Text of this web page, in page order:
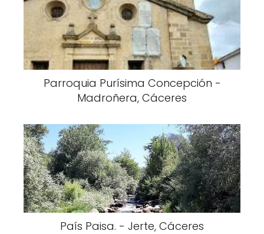
Parroquia Purísima Concepción -
Madroñera, Cáceres
País Paisa. - Jerte, Cáceres